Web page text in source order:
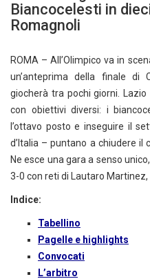
Biancocelesti in
Romagnoli
ROMA – All’Olimpico va in
un’anteprima della finale di
giocherà tra pochi giorni.
con obiettivi diversi: i
l’ottavo posto e inseguire il
d’Italia – puntano a chiudere il
Ne esce una gara a senso
3-0 con reti di Lautaro Martinez,
Indice:
Tabellino
Pagelle e highlights
Convocati
L’arbitro